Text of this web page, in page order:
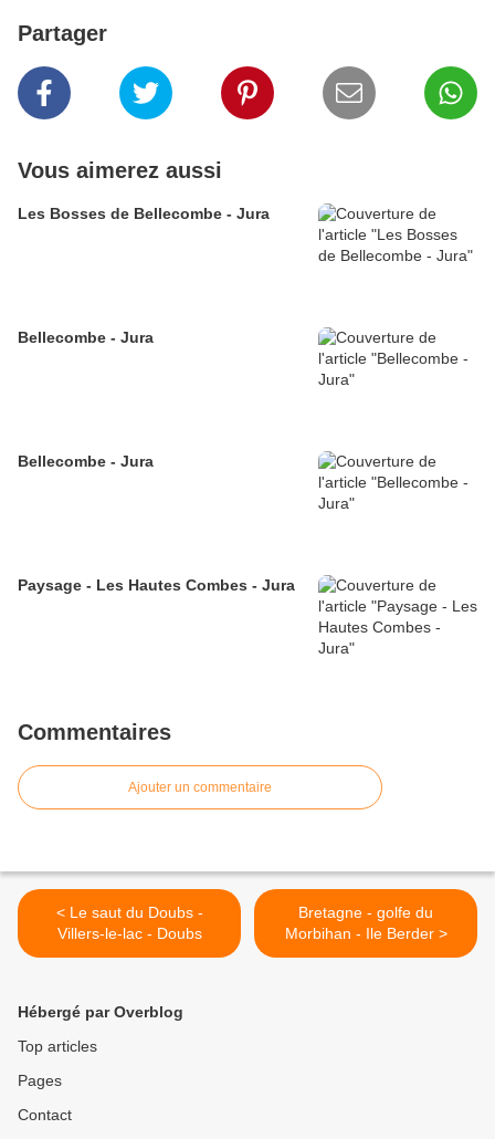
Partager
Vous aimerez aussi
Les Bosses de Bellecombe - Jura
Bellecombe - Jura
Bellecombe - Jura
Paysage - Les Hautes Combes - Jura
Commentaires
Ajouter un commentaire
< Le saut du Doubs -
Villers-le-lac - Doubs
Bretagne - golfe du
Morbihan - Ile Berder >
Hébergé par Overblog
Top articles
Pages
Contact